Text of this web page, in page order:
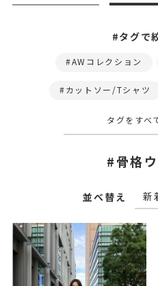
#タグで
AWコレクション
カットソー/Tシャツ
タグをすべ
#骨格
並べ替え